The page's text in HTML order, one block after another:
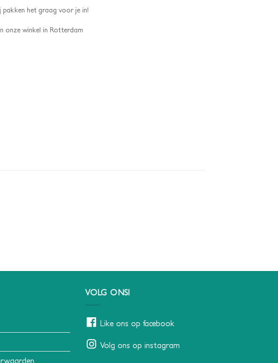
pakken het graag voor je in!
onze winkel in Rotterdam
VOLG ONS!
Like ons op facebook
Volg ons op instagram